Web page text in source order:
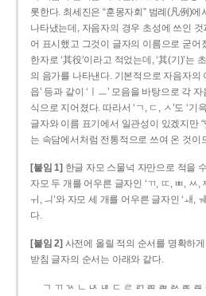
롯한다. 최세진은 “훈몽자회” 범례(凡例)
나타냈는데, 자음자의 경우 초성에 쓰인 것
어 표시했고 그것이 글자의 이름으로 굳어
한자로 ‘其役’이라고 적었는데, ‘其(기)’는
의 음가를 나타낸다. 기본적으로 자음자의
읍’ 등과 같이 ‘ㅣㅡ’ 모음을 바탕으로 각
식으로 지어졌다. 따라서 ‘ㄱ, ㄷ, ㅅ’도 ‘기
글자와 이름 표기에서 일관성이 있겠지만
는 속담에서처럼 전통적으로 쓰여 온 것이
[붙임 1] 한글 자모 스물넉 자만으로 적을
자모 두 개를 어우른 글자인 ‘ㄲ, ㄸ, ㅃ, ㅆ,
ㅟ, ㅢ’와 자모 세 개를 어우른 글자인 ‘ㅙ,
다.
[붙임 2] 사전에 올릴 적의 순서를 명확하
받침 글자의 순서는 아래와 같다.
ㄱ ㄲ ㄳ ㄴ ㄵ ㄶ ㄷ ㄹ ㄺ ㄻ ㄼ ㄽ ㄾ